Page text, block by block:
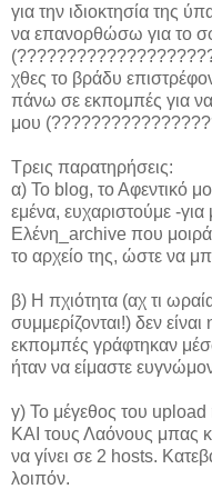
για την ιδιοκτησία της
να επανορθώσω για το
χθες το βράδυ
πάνω σε εκπομπές για
μου
Τρεις παρατηρήσεις:
α) Το blog, το Αφεντικό
εμένα, ευχαριστούμε -
Ελένη_archive που
το αρχείο της, ώστε να
β) Η πχιότητα (αχ τι
συμμερίζονται!) δεν
εκπομπές γράφτηκαν
ήταν να είμαστε
γ) Το μέγεθος του upload
ΚΑΙ τους Λαόνους μπας
να γίνει σε 2 hosts.
λοιπόν.